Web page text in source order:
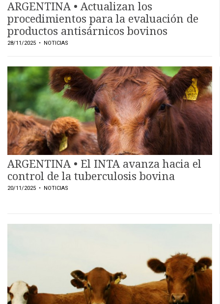
ARGENTINA • Actualizan los
procedimientos para la evaluación de
productos antisárnicos bovinos
28/11/2025 • NOTICIAS
ARGENTINA • El INTA avanza hacia el
control de la tuberculosis bovina
20/11/2025 • NOTICIAS